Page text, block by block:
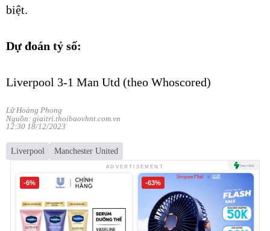
biệt.
Dự đoán tỷ số:
Liverpool 3-1 Man Utd (theo Whoscored)
Lữ Hoàng Phong
Nguồn: giaitri.thoibaovhnt.com.vn
12:30 18/12/2023
Liverpool Manchester United
ADVERTISEMENT
-6% -63%